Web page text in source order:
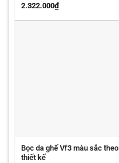
2.322.000₫
Bọc da ghế Vf3 màu sắc theo
thiết kế